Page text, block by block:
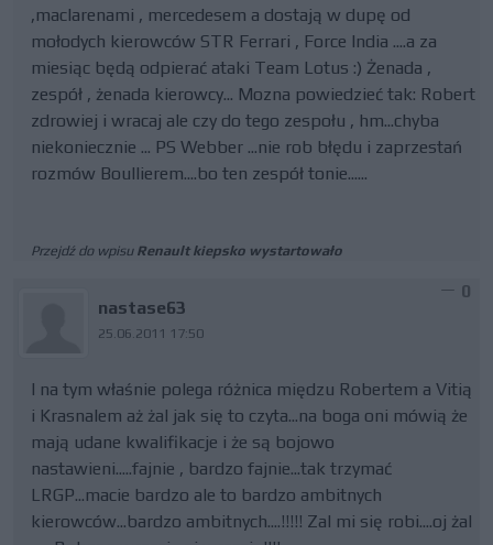
,maclarenami , mercedesem a dostają w dupę od
mołodych kierowców STR Ferrari , Force India ....a za
miesiąc będą odpierać ataki Team Lotus :) Żenada ,
zespół , żenada kierowcy... Mozna powiedzieć tak: Robert
zdrowiej i wracaj ale czy do tego zespołu , hm...chyba
niekoniecznie ... PS Webber ...nie rob błędu i zaprzestań
rozmów Boullierem....bo ten zespół tonie......
Przejdź do wpisu Renault kiepsko wystartowało
nastase63
25.06.2011 17:50
0
I na tym właśnie polega różnica międzu Robertem a Vitią
i Krasnalem aż żal jak się to czyta...na boga oni mówią że
mają udane kwalifikacje i że są bojowo
nastawieni.....fajnie , bardzo fajnie...tak trzymać
LRGP...macie bardzo ale to bardzo ambitnych
kierowców...bardzo ambitnych....!!!!! Zal mi się robi....oj żal